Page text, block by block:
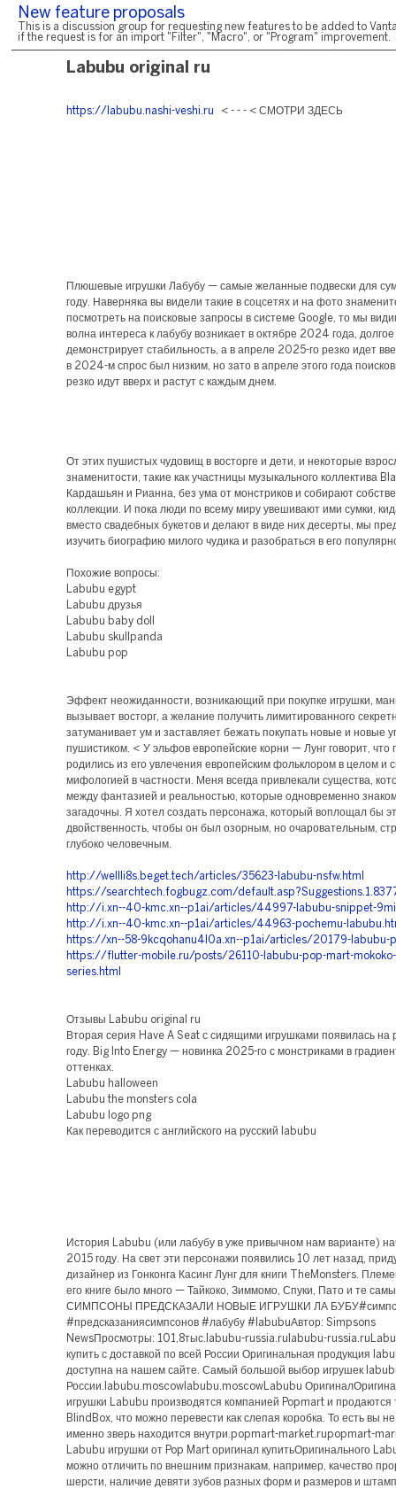
New feature proposals
This is a discussion group for requesting new features to be added to
if the request is for an import "Filter", "Macro", or "Program" improvement.
Labubu original ru
https://labubu.nashi-veshi.ru < - - - < СМОТРИ ЗДЕСЬ
Плюшевые игрушки Лабубу — самые желанные подвески для
году. Наверняка вы видели такие в соцсетях и на фото
посмотреть на поисковые запросы в системе Google, то мы
волна интереса к лабубу возникает в октябре 2024 года,
демонстрирует стабильность, а в апреле 2025-го резко идет
в 2024-м спрос был низким, но зато в апреле этого года
резко идут вверх и растут с каждым днем.
От этих пушистых чудовищ в восторге и дети, и некоторые
знаменитости, такие как участницы музыкального коллектива
Кардашьян и Рианна, без ума от монстриков и собирают
коллекции. И пока люди по всему миру увешивают ими сумки,
вместо свадебных букетов и делают в виде них десерты, мы
изучить биографию милого чудика и разобраться в его
Похожие вопросы:
Labubu egypt
Labubu друзья
Labubu baby doll
Labubu skullpanda
Labubu pop
Эффект неожиданности, возникающий при покупке игрушки,
вызывает восторг, а желание получить лимитированного
затуманивает ум и заставляет бежать покупать новые и новые
пушистиком. < У эльфов европейские корни — Лунг говорит, что
родились из его увлечения европейским фольклором в целом и
мифологией в частности. Меня всегда привлекали существа,
между фантазией и реальностью, которые одновременно
загадочны. Я хотел создать персонажа, который воплощал бы
двойственность, чтобы он был озорным, но очаровательным,
глубоко человечным.
http://wellli8s.beget.tech/articles/35623-labubu-nsfw.html
https://searchtech.fogbugz.com/
http://i.xn--40-kmc.xn--p1ai/articles/44997-labubu-snippet-
http://i.xn--40-kmc.xn--p1ai/articles/44963-pochemu-
https://xn--58-9kcqohanu4l0a.xn--p1ai/articles/20179-labubu-
https://flutter-mobile.ru/posts/26110-labubu-pop-mart-
series.html
Отзывы Labubu original ru
Вторая серия Have A Seat с сидящими игрушками появилась
году. Big Into Energy — новинка 2025-го с монстриками в
оттенках.
Labubu halloween
Labubu the monsters cola
Labubu logo png
Как переводится с английского на русский labubu
История Labubu (или лабубу в уже привычном нам варианте)
2015 году. На свет эти персонажи появились 10 лет назад,
дизайнер из Гонконга Касинг Лунг для книги TheMonsters.
его книге было много — Тайкоко, Зиммомо, Спуки, Пато и те
СИМПСОНЫ ПРЕДСКАЗАЛИ НОВЫЕ ИГРУШКИ ЛА
#предсказаниясимпсонов #лабубу #labubuАвтор: Simpsons
NewsПросмотры: 101,8тыс.labubu-russia.rulabubu-
купить с доставкой по всей России Оригинальная продукция
доступна на нашем сайте. Самый большой выбор игрушек
России.labubu.moscowlabubu.moscowLabubu
игрушки Labubu производятся компанией Popmart и продаются
BlindBox, что можно перевести как слепая коробка. То есть вы
именно зверь находится внутри.popmart-market.rupopmart-
Labubu игрушки от Pop Mart оригинал купитьОригинального
можно отличить по внешним признакам, например, качество
шерсти, наличие девяти зубов разных форм и размеров и